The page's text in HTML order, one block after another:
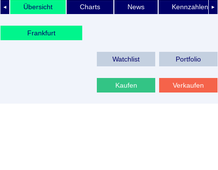
◄ ►
Übersicht Charts News Kennzahlen
Frankfurt
Watchlist Portfolio
Kaufen Verkaufen